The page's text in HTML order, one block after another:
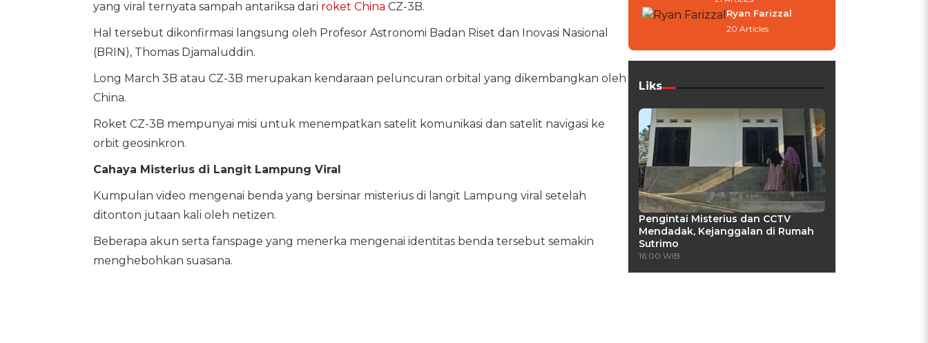
yang viral ternyata sampah antariksa dari roket China CZ-3B.
Hal tersebut dikonfirmasi langsung oleh Profesor Astronomi Badan Riset dan Inovasi Nasional
(BRIN), Thomas Djamaluddin.
Long March 3B atau CZ-3B merupakan kendaraan peluncuran orbital yang dikembangkan oleh
China.
Roket CZ-3B mempunyai misi untuk menempatkan satelit komunikasi dan satelit navigasi ke
orbit geosinkron.
Cahaya Misterius di Langit Lampung Viral
Kumpulan video mengenai benda yang bersinar misterius di langit Lampung viral setelah
ditonton jutaan kali oleh netizen.
Beberapa akun serta fanspage yang menerka mengenai identitas benda tersebut semakin
menghebohkan suasana.
Ryan Farizzal
20 Articles
Liks
Pengintai Misterius dan CCTV
Mendadak, Kejanggalan di Rumah
Sutrimo
16:00 WIB